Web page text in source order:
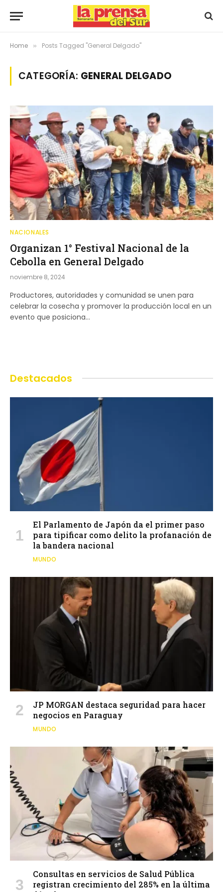
Home » Posts Tagged "General Delgado"
CATEGORÍA: GENERAL DELGADO
NACIONALES
Organizan 1° Festival Nacional de la
Cebolla en General Delgado
noviembre 8, 2024
Productores, autoridades y comunidad se unen para
celebrar la cosecha y promover la producción local en un
evento que posiciona…
Destacados
El Parlamento de Japón da el primer paso
para tipificar como delito la profanación de
la bandera nacional
MUNDO
JP MORGAN destaca seguridad para hacer
negocios en Paraguay
MUNDO
Consultas en servicios de Salud Pública
registran crecimiento del 285% en la última